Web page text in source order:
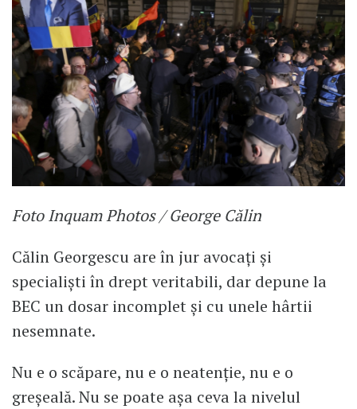
Foto Inquam Photos / George Călin
Călin Georgescu are în jur avocați și
specialiști în drept veritabili, dar depune la
BEC un dosar incomplet și cu unele hârtii
nesemnate.
Nu e o scăpare, nu e o neatenție, nu e o
greșeală. Nu se poate așa ceva la nivelul